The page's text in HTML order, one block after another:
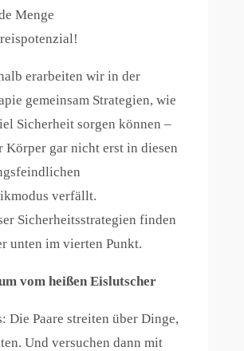
Menge
erarbeiten wir in der
gemeinsam Strategien, wie
Sicherheit sorgen können –
Körper gar nicht erst in diesen
verfällt.
Sicherheitsstrategien finden
unten im vierten Punkt.
vom heißen Eislutscher
Die Paare streiten über Dinge,
Und versuchen dann mit